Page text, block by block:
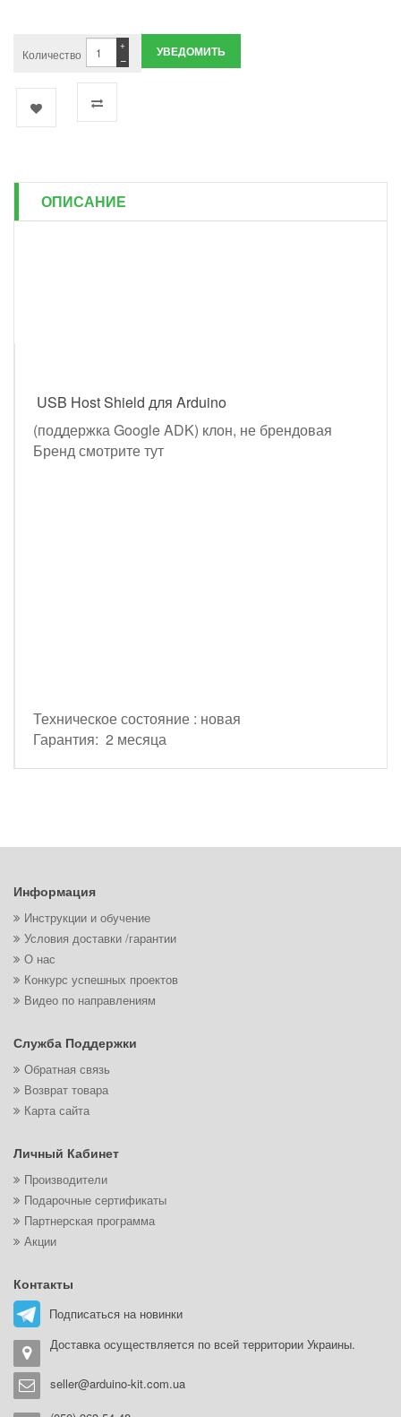
Количество −
+ УВЕДОМИТЬ
ОПИСАНИЕ
USB Host Shield для Arduino
(поддержка Google ADK) клон, не брендовая
Бренд смотритетут
Техническое состояние : новая
Гарантия: 2 месяца
Информация
Инструкции и обучение
Условия доставки /гарантии
О нас
Конкурс успешных проектов
Видео по направлениям
Служба Поддержки
Обратная связь
Возврат товара
Карта сайта
Личный Кабинет
Производители
Подарочные сертификаты
Партнерская программа
Акции
Контакты
Подписаться на новинки
Доставка осуществляется по всей территории Украины.
seller@arduino-kit.com.ua